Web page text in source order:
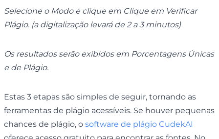
Selecione o Modo e clique em Clique em Verificar
Plágio. (a digitalização levará de 2 a 3 minutos)
Os resultados serão exibidos em Porcentagens Únicas
e de Plágio.
Estas 3 etapas são simples de seguir, tornando as
ferramentas de plágio acessíveis. Se houver pequenas
chances de plágio, o software de plágio CudekAI